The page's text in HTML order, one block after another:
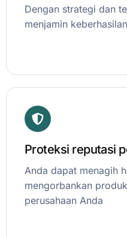
Dengan strategi dan
menjamin
Proteksi reputasi
Anda dapat menagih
mengorbankan
perusahaan Anda